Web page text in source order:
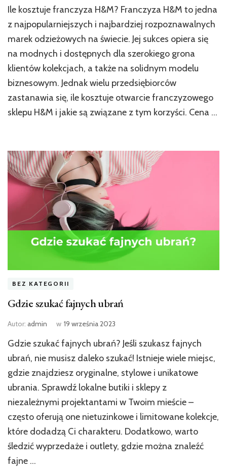
Ile kosztuje franczyza H&M? Franczyza H&M to jedna
z najpopularniejszych i najbardziej rozpoznawalnych
marek odzieżowych na świecie. Jej sukces opiera się
na modnych i dostępnych dla szerokiego grona
klientów kolekcjach, a także na solidnym modelu
biznesowym. Jednak wielu przedsiębiorców
zastanawia się, ile kosztuje otwarcie franczyzowego
sklepu H&M i jakie są związane z tym korzyści. Cena …
BEZ KATEGORII
Gdzie szukać fajnych ubrań
Autor: admin w 19 września 2023
Gdzie szukać fajnych ubrań? Jeśli szukasz fajnych
ubrań, nie musisz daleko szukać! Istnieje wiele miejsc,
gdzie znajdziesz oryginalne, stylowe i unikatowe
ubrania. Sprawdź lokalne butiki i sklepy z
niezależnymi projektantami w Twoim mieście –
często oferują one nietuzinkowe i limitowane kolekcje,
które dodadzą Ci charakteru. Dodatkowo, warto
śledzić wyprzedaże i outlety, gdzie można znaleźć
fajne …